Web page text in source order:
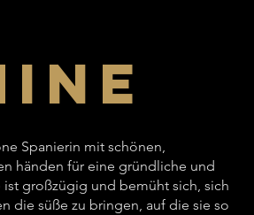
Spanierin mit schönen,
händen für eine gründliche und
ist großzügig und bemüht sich, sich
die süße zu bringen, auf die sie so